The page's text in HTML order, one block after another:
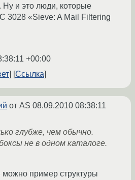
Ну и это люди, которые
3028 «Sieve: A Mail Filtering
+00:00
Ссылка
от AS 08.09.2010 08:38:11
глубже, чем обычно.
не в одном каталоге.
пример структуры